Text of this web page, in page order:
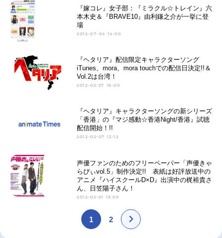
『嫁コレ』女子部：『ミラクル☆トレイン』六
本木史＆『BRAVE10』由利鎌之介が一挙に登
場
2012-07-04 14:00
『ヘタリア』配信限定キャラクターソング
iTunes、mora、mora touchでの配信日決定!!＆
Vol.2は台湾！
2012-02-27 16:00
『ヘタリア』キャラクターソングの新シリーズ
「香港」の『マジ感動☆香港Night/香港』試聴
配信開始！!!
2012-02-07 12:12
声優ファンのためのフリーペーパー「声優きゃ
らびぃvol.5」制作決定!! 表紙は好評放送中の
アニメ『ハイスクールD×D』出演中の梶裕貴さ
ん、日笠陽子さん！
2012-02-01 13:00
1 2